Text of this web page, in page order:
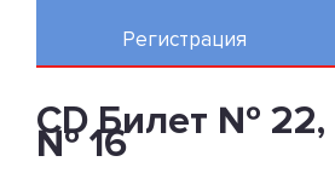
Регистрация
CD Билет № 22,
№ 16